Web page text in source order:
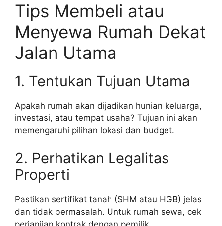
Tips Membeli atau
Menyewa Rumah Dekat
Jalan Utama
1. Tentukan Tujuan Utama
Apakah rumah akan dijadikan hunian keluarga,
investasi, atau tempat usaha? Tujuan ini akan
memengaruhi pilihan lokasi dan budget.
2. Perhatikan Legalitas
Properti
Pastikan sertifikat tanah (SHM atau HGB) jelas
dan tidak bermasalah. Untuk rumah sewa, cek
perjanjian kontrak dengan pemilik.